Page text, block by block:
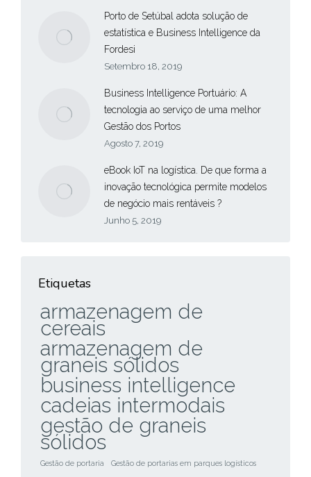
Porto de Setúbal adota solução de
estatística e Business Intelligence da
Fordesi
Setembro 18, 2019
Business Intelligence Portuário: A
tecnologia ao serviço de uma melhor
Gestão dos Portos
Agosto 7, 2019
eBook IoT na logística. De que forma a
inovação tecnológica permite modelos
de negócio mais rentáveis ?
Junho 5, 2019
Etiquetas
armazenagem de
cereais
armazenagem de
graneis sólidos
business intelligence
cadeias intermodais
gestão de graneis
sólidos
Gestão de portaria Gestão de portarias em parques logísticos